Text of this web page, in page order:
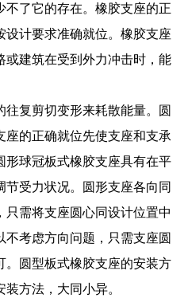
不了它的存在。橡胶支座的正
设计要求准确就位。橡胶支座
或建筑在受到外力冲击时，能
往复剪切变形来耗散能量。圆
座的正确就位先使支座和支承
形球冠板式橡胶支座具有在平
受力状况。圆形支座各向同
需将支座圆心同设计位置中
考虑方向问题，只需支座圆
。圆型板式橡胶支座的安装方
方法，大同小异。